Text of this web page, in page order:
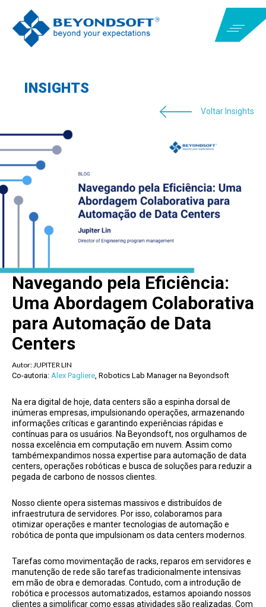
INSIGHTS
Voltar Insights
Navegando pela Eficiência:
Uma Abordagem Colaborativa
para Automação de Data
Centers
Autor:JUPITER LIN
Co-autoria: Alex Pagliere, Robotics Lab Manager na Beyondsoft
Na era digital de hoje, data centers são a espinha dorsal de
inúmeras empresas, impulsionando operações, armazenando
informações críticas e garantindo experiências rápidas e
contínuas para os usuários. Na Beyondsoft, nos orgulhamos de
nossa excelência em computação em nuvem. Assim como
tambémexpandimos nossa expertise para automação de data
centers, operações robóticas e busca de soluções para reduzir a
pegada de carbono de nossos clientes.
Nosso cliente opera sistemas massivos e distribuídos de
infraestrutura de servidores. Por isso, colaboramos para
otimizar operações e manter tecnologias de automação e
robótica de ponta que impulsionam os data centers modernos.
Tarefas como movimentação de racks, reparos em servidores e
manutenção de rede são tarefas tradicionalmente intensivas
em mão de obra e demoradas. Contudo, com a introdução de
robótica e processos automatizados, estamos apoiando nossos
clientes a simplificar como essas atividades são realizadas. Com